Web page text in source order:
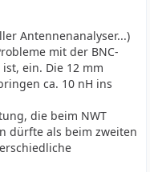
Antennenanalyser...)
mit der BNC-
ein. Die 12 mm
ca. 10 nH ins
die beim NWT
dürfte als beim zweiten